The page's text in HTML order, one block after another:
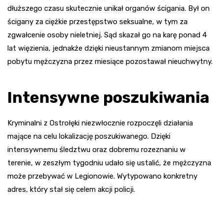
dłuższego czasu skutecznie unikał organów ścigania. Był on
ścigany za ciężkie przestępstwo seksualne, w tym za
zgwałcenie osoby nieletniej. Sąd skazał go na karę ponad 4
lat więzienia, jednakże dzięki nieustannym zmianom miejsca
pobytu mężczyzna przez miesiące pozostawał nieuchwytny.
Intensywne poszukiwania
Kryminalni z Ostrołęki niezwłocznie rozpoczęli działania
mające na celu lokalizację poszukiwanego. Dzięki
intensywnemu śledztwu oraz dobremu rozeznaniu w
terenie, w zeszłym tygodniu udało się ustalić, że mężczyzna
może przebywać w Legionowie. Wytypowano konkretny
adres, który stał się celem akcji policji.